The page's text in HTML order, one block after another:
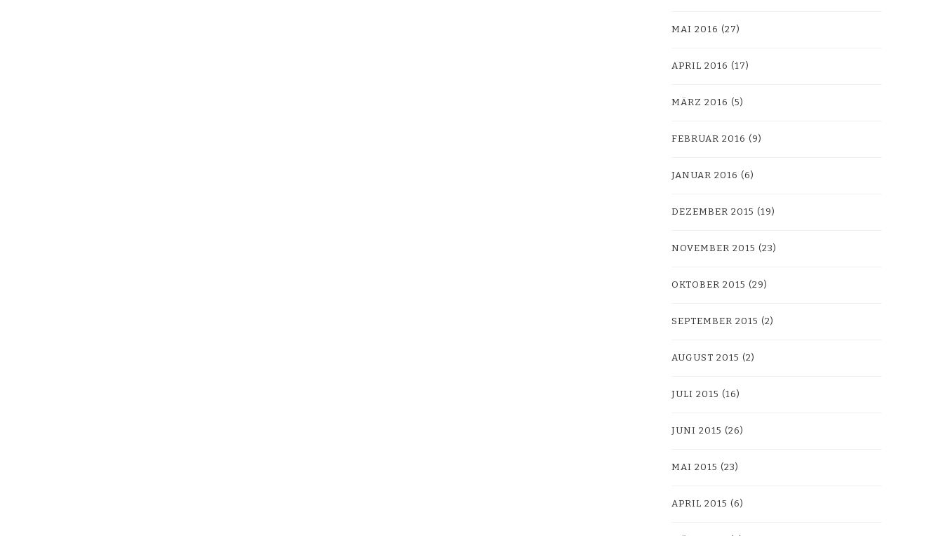
MAI 2016 (27)
APRIL 2016 (17)
MÄRZ 2016 (5)
FEBRUAR 2016 (9)
JANUAR 2016 (6)
DEZEMBER 2015 (19)
NOVEMBER 2015 (23)
OKTOBER 2015 (29)
SEPTEMBER 2015 (2)
AUGUST 2015 (2)
JULI 2015 (16)
JUNI 2015 (26)
MAI 2015 (23)
APRIL 2015 (6)